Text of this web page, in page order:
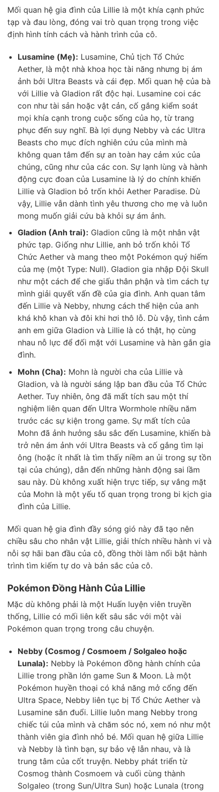
Mối quan hệ gia đình của Lillie là một khía cạnh phức
tạp và đau lòng, đóng vai trò quan trọng trong việc
định hình tính cách và hành trình của cô.
Lusamine (Mẹ): Lusamine, Chủ tịch Tổ Chức
Aether, là một nhà khoa học tài năng nhưng bị ám
ảnh bởi Ultra Beasts và cái đẹp. Mối quan hệ của bà
với Lillie và Gladion rất độc hại. Lusamine coi các
con như tài sản hoặc vật cản, cố gắng kiểm soát
mọi khía cạnh trong cuộc sống của họ, từ trang
phục đến suy nghĩ. Bà lợi dụng Nebby và các Ultra
Beasts cho mục đích nghiên cứu của mình mà
không quan tâm đến sự an toàn hay cảm xúc của
chúng, cũng như của các con. Sự lạnh lùng và hành
động cực đoan của Lusamine là lý do chính khiến
Lillie và Gladion bỏ trốn khỏi Aether Paradise. Dù
vậy, Lillie vẫn dành tình yêu thương cho mẹ và luôn
mong muốn giải cứu bà khỏi sự ám ảnh.
Gladion (Anh trai): Gladion cũng là một nhân vật
phức tạp. Giống như Lillie, anh bỏ trốn khỏi Tổ
Chức Aether và mang theo một Pokémon quý hiếm
của mẹ (một Type: Null). Gladion gia nhập Đội Skull
như một cách để che giấu thân phận và tìm cách tự
mình giải quyết vấn đề của gia đình. Anh quan tâm
đến Lillie và Nebby, nhưng cách thể hiện của anh
khá khô khan và đôi khi hơi thô lỗ. Dù vậy, tình cảm
anh em giữa Gladion và Lillie là có thật, họ cùng
nhau nỗ lực để đối mặt với Lusamine và hàn gắn gia
đình.
Mohn (Cha): Mohn là người cha của Lillie và
Gladion, và là người sáng lập ban đầu của Tổ Chức
Aether. Tuy nhiên, ông đã mất tích sau một thí
nghiệm liên quan đến Ultra Wormhole nhiều năm
trước các sự kiện trong game. Sự mất tích của
Mohn đã ảnh hưởng sâu sắc đến Lusamine, khiến bà
trở nên ám ảnh với Ultra Beasts và cố gắng tìm lại
ông (hoặc ít nhất là tìm thấy niềm an ủi trong sự tồn
tại của chúng), dẫn đến những hành động sai lầm
sau này. Dù không xuất hiện trực tiếp, sự vắng mặt
của Mohn là một yếu tố quan trọng trong bi kịch gia
đình của Lillie.
Mối quan hệ gia đình đầy sóng gió này đã tạo nên
chiều sâu cho nhân vật Lillie, giải thích nhiều hành vi và
nỗi sợ hãi ban đầu của cô, đồng thời làm nổi bật hành
trình tìm kiếm tự do và bản sắc của cô.
Pokémon Đồng Hành Của Lillie
Mặc dù không phải là một Huấn luyện viên truyền
thống, Lillie có mối liên kết sâu sắc với một vài
Pokémon quan trọng trong câu chuyện.
Nebby (Cosmog / Cosmoem / Solgaleo hoặc
Lunala): Nebby là Pokémon đồng hành chính của
Lillie trong phần lớn game Sun & Moon. Là một
Pokémon huyền thoại có khả năng mở cổng đến
Ultra Space, Nebby liên tục bị Tổ Chức Aether và
Lusamine săn đuổi. Lillie luôn mang Nebby trong
chiếc túi của mình và chăm sóc nó, xem nó như một
thành viên gia đình nhỏ bé. Mối quan hệ giữa Lillie
và Nebby là tình bạn, sự bảo vệ lẫn nhau, và là
trung tâm của cốt truyện. Nebby phát triển từ
Cosmog thành Cosmoem và cuối cùng thành
Solgaleo (trong Sun/Ultra Sun) hoặc Lunala (trong